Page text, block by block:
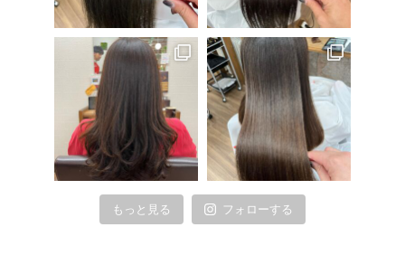
もっと見る フォローする